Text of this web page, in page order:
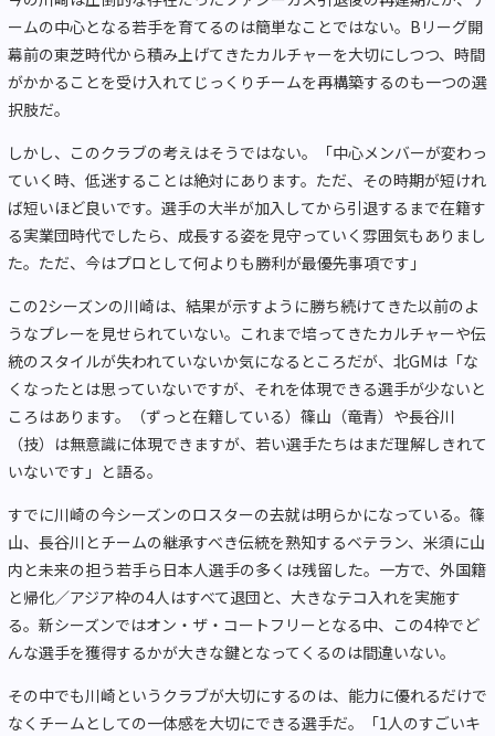
ームの中心となる若手を育てるのは簡単なことではない。Bリーグ開
幕前の東芝時代から積み上げてきたカルチャーを大切にしつつ、時間
がかかることを受け入れてじっくりチームを再構築するのも一つの選
択肢だ。
しかし、このクラブの考えはそうではない。「中心メンバーが変わっ
ていく時、低迷することは絶対にあります。ただ、その時期が短けれ
ば短いほど良いです。選手の大半が加入してから引退するまで在籍す
る実業団時代でしたら、成長する姿を見守っていく雰囲気もありまし
た。ただ、今はプロとして何よりも勝利が最優先事項です」
この2シーズンの川崎は、結果が示すように勝ち続けてきた以前のよ
うなプレーを見せられていない。これまで培ってきたカルチャーや伝
統のスタイルが失われていないか気になるところだが、北GMは「な
くなったとは思っていないですが、それを体現できる選手が少ないと
ころはあります。（ずっと在籍している）篠山（竜青）や長谷川
（技）は無意識に体現できますが、若い選手たちはまだ理解しきれて
いないです」と語る。
すでに川崎の今シーズンのロスターの去就は明らかになっている。篠
山、長谷川とチームの継承すべき伝統を熟知するベテラン、米須に山
内と未来の担う若手ら日本人選手の多くは残留した。一方で、外国籍
と帰化／アジア枠の4人はすべて退団と、大きなテコ入れを実施す
る。新シーズンではオン・ザ・コートフリーとなる中、この4枠でど
んな選手を獲得するかが大きな鍵となってくるのは間違いない。
その中でも川崎というクラブが大切にするのは、能力に優れるだけで
なくチームとしての一体感を大切にできる選手だ。「1人のすごいキ